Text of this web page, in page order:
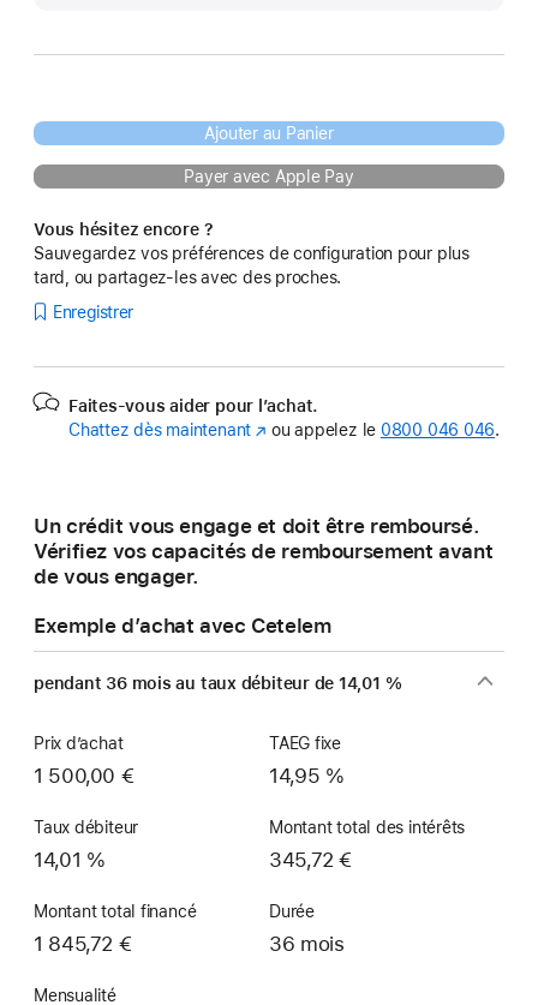
Ajouter au Panier
Payer avec Apple Pay
Vous hésitez encore ?
Sauvegardez vos préférences de configuration pour plus
tard, ou partagez-les avec des proches.
Enregistrer
Faites-vous aider pour l’achat.
Chattez dès maintenant (s’ouvre
fenêtre)
ou appelez le 0800 046 046.
Un crédit vous engage et doit être remboursé.
Vérifiez vos capacités de remboursement avant
de vous engager.
Exemple d’achat avec Cetelem
pendant 36 mois au taux débiteur de 14,01 %
Prix d’achat
1 500,00 €
TAEG fixe
14,95 %
Taux débiteur
14,01 %
Montant total des intérêts
345,72 €
Montant total financé
1 845,72 €
Durée
36 mois
Mensualité